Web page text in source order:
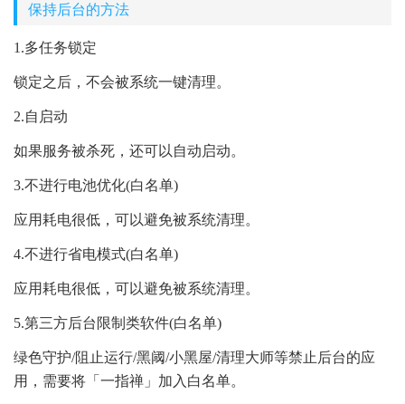
保持后台的方法
1.多任务锁定
锁定之后，不会被系统一键清理。
2.自启动
如果服务被杀死，还可以自动启动。
3.不进行电池优化(白名单)
应用耗电很低，可以避免被系统清理。
4.不进行省电模式(白名单)
应用耗电很低，可以避免被系统清理。
5.第三方后台限制类软件(白名单)
绿色守护/阻止运行/黑阈/小黑屋/清理大师等禁止后台的应
用，需要将「一指禅」加入白名单。